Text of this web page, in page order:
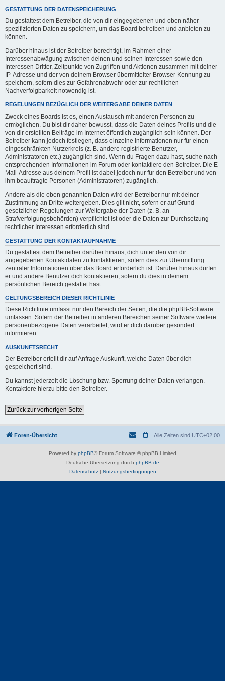
GESTATTUNG DER DATENSPEICHERUNG
Du gestattest dem Betreiber, die von dir eingegebenen und oben näher
spezifizierten Daten zu speichern, um das Board betreiben und anbieten zu
können.
Darüber hinaus ist der Betreiber berechtigt, im Rahmen einer
Interessenabwägung zwischen deinen und seinen Interessen sowie den
Interessen Dritter, Zeitpunkte von Zugriffen und Aktionen zusammen mit deiner
IP-Adresse und der von deinem Browser übermittelter Browser-Kennung zu
speichern, sofern dies zur Gefahrenabwehr oder zur rechtlichen
Nachverfolgbarkeit notwendig ist.
REGELUNGEN BEZÜGLICH DER WEITERGABE DEINER DATEN
Zweck eines Boards ist es, einen Austausch mit anderen Personen zu
ermöglichen. Du bist dir daher bewusst, dass die Daten deines Profils und die
von dir erstellten Beiträge im Internet öffentlich zugänglich sein können. Der
Betreiber kann jedoch festlegen, dass einzelne Informationen nur für einen
eingeschränkten Nutzerkreis (z. B. andere registrierte Benutzer,
Administratoren etc.) zugänglich sind. Wenn du Fragen dazu hast, suche nach
entsprechenden Informationen im Forum oder kontaktiere den Betreiber. Die E-
Mail-Adresse aus deinem Profil ist dabei jedoch nur für den Betreiber und von
ihm beauftragte Personen (Administratoren) zugänglich.
Andere als die oben genannten Daten wird der Betreiber nur mit deiner
Zustimmung an Dritte weitergeben. Dies gilt nicht, sofern er auf Grund
gesetzlicher Regelungen zur Weitergabe der Daten (z. B. an
Strafverfolgungsbehörden) verpflichtet ist oder die Daten zur Durchsetzung
rechtlicher Interessen erforderlich sind.
GESTATTUNG DER KONTAKTAUFNAHME
Du gestattest dem Betreiber darüber hinaus, dich unter den von dir
angegebenen Kontaktdaten zu kontaktieren, sofern dies zur Übermittlung
zentraler Informationen über das Board erforderlich ist. Darüber hinaus dürfen
er und andere Benutzer dich kontaktieren, sofern du dies in deinem
persönlichen Bereich gestattet hast.
GELTUNGSBEREICH DIESER RICHTLINIE
Diese Richtlinie umfasst nur den Bereich der Seiten, die die phpBB-Software
umfassen. Sofern der Betreiber in anderen Bereichen seiner Software weitere
personenbezogene Daten verarbeitet, wird er dich darüber gesondert
informieren.
AUSKUNFTSRECHT
Der Betreiber erteilt dir auf Anfrage Auskunft, welche Daten über dich
gespeichert sind.
Du kannst jederzeit die Löschung bzw. Sperrung deiner Daten verlangen.
Kontaktiere hierzu bitte den Betreiber.
Zurück zur vorherigen Seite
Foren-Übersicht Alle Zeiten sind UTC+02:00
Powered by phpBB® Forum Software © phpBB Limited
Deutsche Übersetzung durch phpBB.de
Datenschutz| Nutzungsbedingungen